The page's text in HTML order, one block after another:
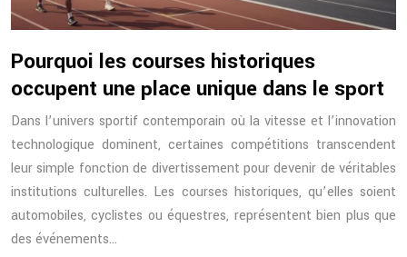
Pourquoi les courses historiques
occupent une place unique dans le sport
Dans l’univers sportif contemporain où la vitesse et l’innovation
technologique dominent, certaines compétitions transcendent
leur simple fonction de divertissement pour devenir de véritables
institutions culturelles. Les courses historiques, qu’elles soient
automobiles, cyclistes ou équestres, représentent bien plus que
des événements…